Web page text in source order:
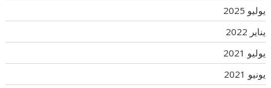
يوليو 2025
يناير 2022
يوليو 2021
يونيو 2021